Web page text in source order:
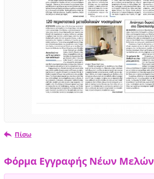
Πίσω
Φόρμα Εγγραφής Νέων Μελών